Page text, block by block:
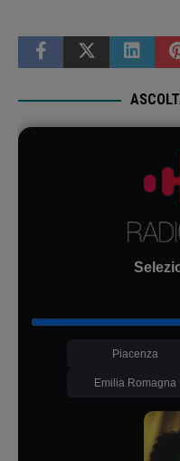
Piacenza
Emilia Romagna